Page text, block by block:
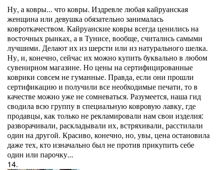
Ну, а ковры... что ковры. Издревле любая кайруанская
женщина или девушка обязательно занималась
ковроткачеством. Кайруанские ковры всегда ценились на
восточных рынках, а в Тунисе, вообще, считались самыми
лучшими. Делают их из шерсти или из натурального шелка.
Ну, и, конечно, сейчас их можно купить буквально в любом
сувенирном магазине. Но цены на сертифицированные
коврики совсем не гуманные. Правда, если они прошли
сертификацию и получили все необходимые печати, то в
качестве можно уже не сомневаться. Разумеется, наша гид
сводила всю группу в специальную ковровую лавку, где
продавцы, как только не рекламировали нам свои изделия:
разворачивали, раскладывали их, встряхивали, расстилали
один на другой. Красиво, конечно, но, увы, цена остановила
даже тех, кто изначально был не против прикупить себе
один или парочку...
14.